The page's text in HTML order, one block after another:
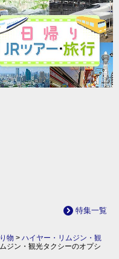
特集一覧
物 > ハイヤー・リムジン・観
ジン・観光タクシーのオプシ